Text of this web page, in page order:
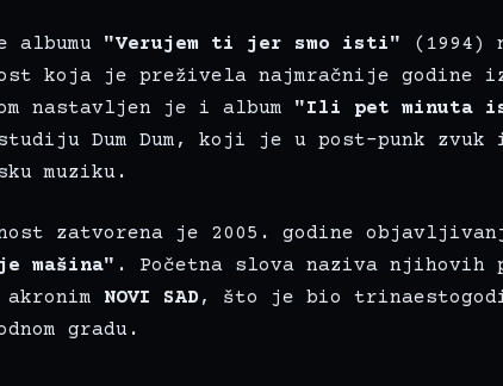
albumu "Verujem ti jer smo isti"
(1994)
koja je preživela najmračnije godine
nastavljen je i album "Ili pet minuta
Dum Dum, koji je u post-punk zvuk
muziku.
zatvorena je 2005. godine
. Početna slova naziva njihovih
NOVI SAD , što je bio
gradu.